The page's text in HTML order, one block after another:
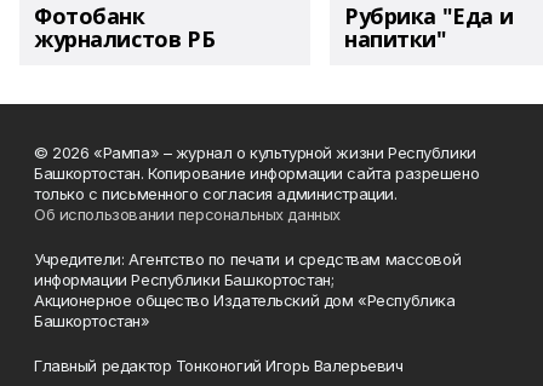
Фотобанк
журналистов РБ
Рубрика "Еда и
напитки"
© 2026 «Рампа» – журнал о культурной жизни Республики
Башкортостан. Копирование информации сайта разрешено
только с письменного согласия администрации.
Об использовании персональных данных
Учредители: Агентство по печати и средствам массовой
информации Республики Башкортостан;
Акционерное общество Издательский дом «Республика
Башкортостан»
Главный редактор Тонконогий Игорь Валерьевич